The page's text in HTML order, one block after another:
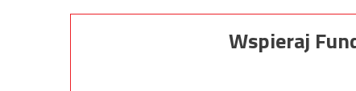
Wspieraj